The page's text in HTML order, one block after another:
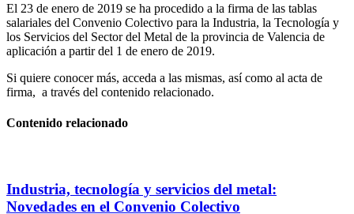
El 23 de enero de 2019 se ha procedido a la firma de las tablas
salariales del Convenio Colectivo para la Industria, la Tecnología y
los Servicios del Sector del Metal de la provincia de Valencia de
aplicación a partir del 1 de enero de 2019.
Si quiere conocer más, acceda a las mismas, así como al acta de
firma, a través del contenido relacionado.
Contenido relacionado
Industria, tecnología y servicios del metal:
Novedades en el Convenio Colectivo